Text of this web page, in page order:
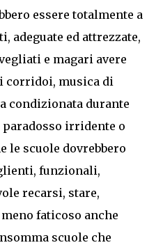
essere totalmente a
adeguate ed attrezzate,
e magari avere
corridoi, musica di
condizionata durante
irridente o
le scuole dovrebbero
funzionali,
recarsi, stare,
faticoso anche
scuole che